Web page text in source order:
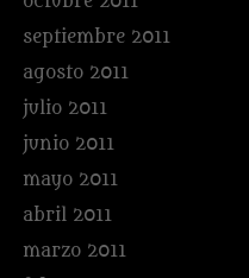
septiembre 2011
agosto 2011
julio 2011
junio 2011
mayo 2011
abril 2011
marzo 2011